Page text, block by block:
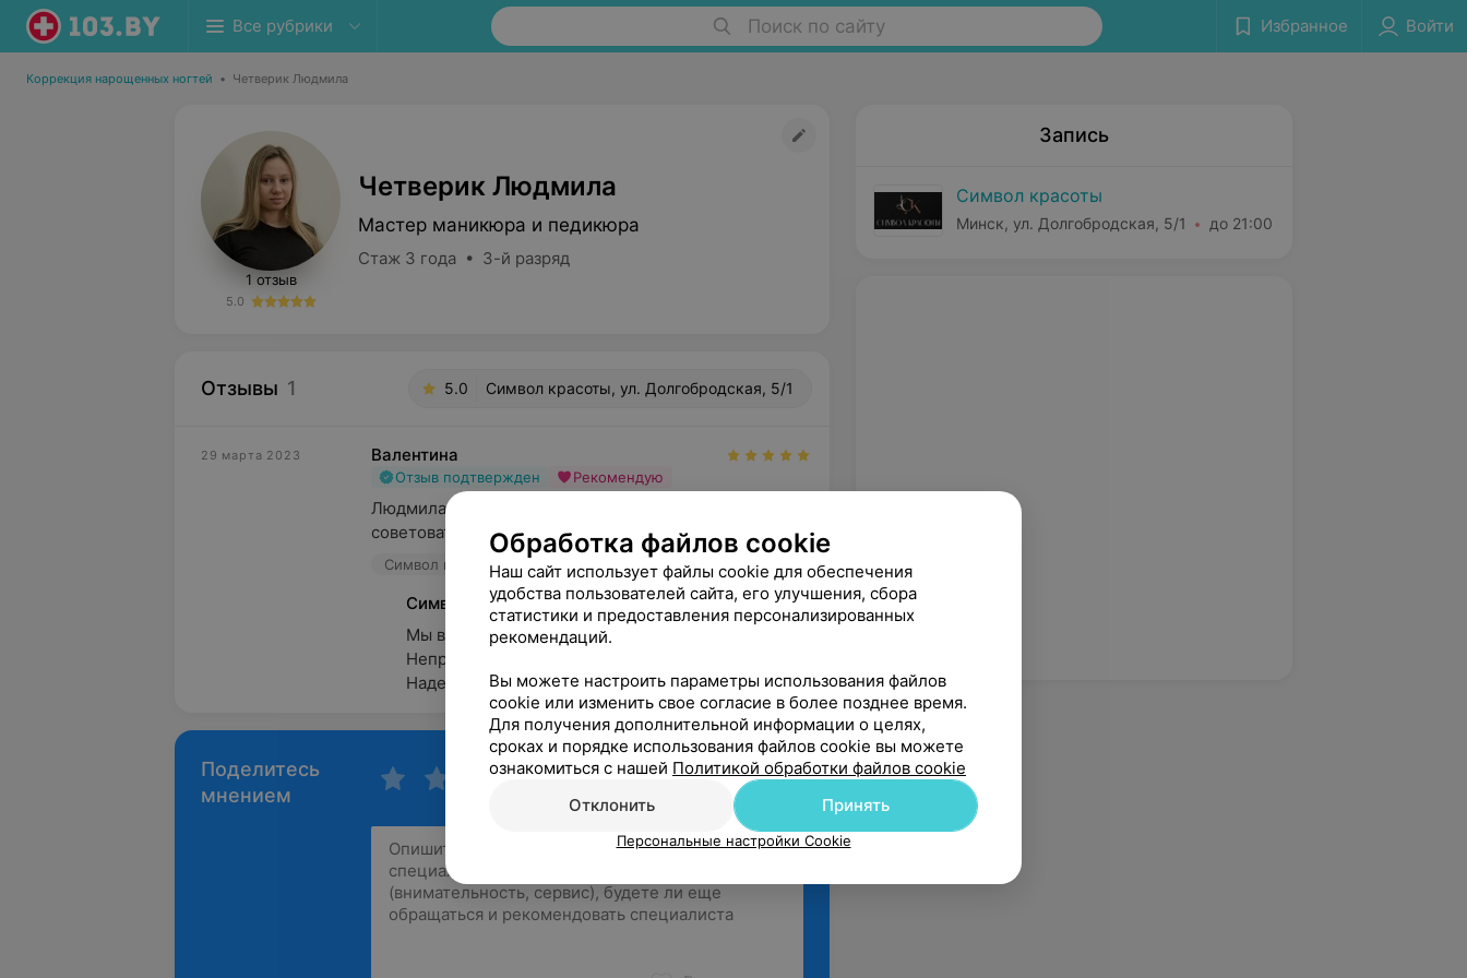
Все рубрики Поиск по сайту Избранное Войти
Коррекция нарощенных ногтей • Четверик Людмила
1 отзыв
5.0
Четверик Людмила
Мастер маникюра и педикюра
Стаж 3 года • 3-й разряд
Отзывы 1 5.0 Символ красоты, ул. Долгобродская, 5/1
29 марта 2023 Валентина
Отзыв подтвержден Рекомендую
Людмила работает очень хорошо. Обязательно буду
советовать своим друзьям...
Символ красоты, ул. Долгобродская, 5/1
Символ красоты
Мы вам очень и очень признательны!
Непременно передадим ваш отзыв коллективу.
Надеемся увидеть вас вновь!
Поделитесь
мнением
Запись
Символ красоты
Минск, ул. Долгобродская, 5/1 до 21:00
Обработка файлов cookie
Наш сайт использует файлы cookie для обеспечения
удобства пользователей сайта, его улучшения, сбора
статистики и предоставления персонализированных
рекомендаций.
Вы можете настроить параметры использования файлов
cookie или изменить свое согласие в более позднее время.
Для получения дополнительной информации о целях,
сроках и порядке использования файлов cookie вы можете
ознакомиться с нашей Политикой обработки файлов cookie
Отклонить
Принять
Персональные настройки Cookie